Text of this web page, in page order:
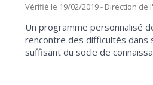
Vérifié le 19/02/2019 - Direction
Un programme personnalisé
rencontre des difficultés dans
suffisant du socle de